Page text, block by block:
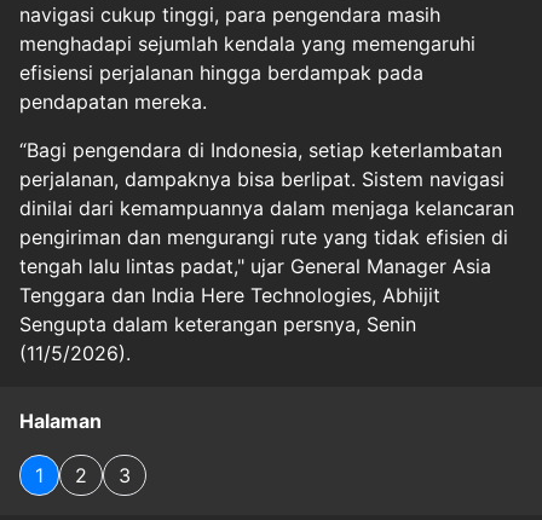
navigasi cukup tinggi, para pengendara masih
menghadapi sejumlah kendala yang memengaruhi
efisiensi perjalanan hingga berdampak pada
pendapatan mereka.
“Bagi pengendara di Indonesia, setiap keterlambatan
perjalanan, dampaknya bisa berlipat. Sistem navigasi
dinilai dari kemampuannya dalam menjaga kelancaran
pengiriman dan mengurangi rute yang tidak efisien di
tengah lalu lintas padat," ujar General Manager Asia
Tenggara dan India Here Technologies, Abhijit
Sengupta dalam keterangan persnya, Senin
(11/5/2026).
Halaman
1 2 3